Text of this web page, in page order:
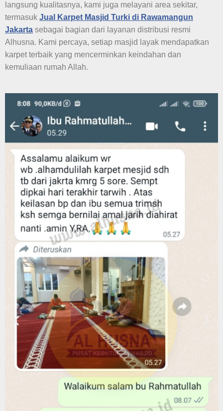
langsung kualitasnya, kami juga melayani area sekitar,
termasuk Jual Karpet Masjid Turki di Rawamangun
Jakarta sebagai bagian dari layanan distribusi resmi
Alhusna. Kami percaya, setiap masjid layak mendapatkan
karpet terbaik yang mencerminkan keindahan dan
kemuliaan rumah Allah.